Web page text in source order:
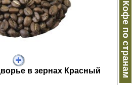
в зернах Красный
Кофе по странам